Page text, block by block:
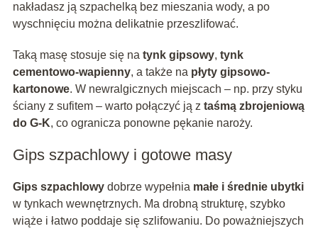
nakładasz ją szpachelką bez mieszania wody, a po
wyschnięciu można delikatnie przeszlifować.
Taką masę stosuje się na tynk gipsowy, tynk
cementowo-wapienny, a także na płyty gipsowo-
kartonowe. W newralgicznych miejscach – np. przy styku
ściany z sufitem – warto połączyć ją z taśmą zbrojeniową
do G-K, co ogranicza ponowne pękanie naroży.
Gips szpachlowy i gotowe masy
Gips szpachlowydobrze wypełnia małe i średnie ubytki
w tynkach wewnętrznych. Ma drobną strukturę, szybko
wiąże i łatwo poddaje się szlifowaniu. Do poważniejszych